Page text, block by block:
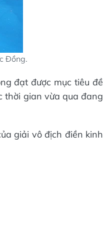
Đồng.
đạt được mục tiêu đề
thời gian vừa qua đang
giải vô địch điền kinh